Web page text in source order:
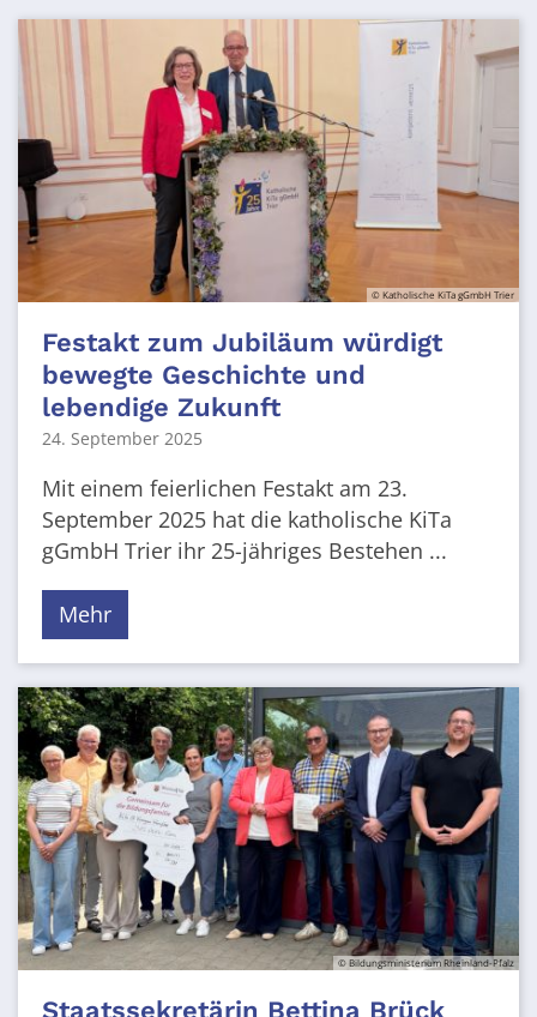
© Katholische KiTa gGmbH Trier
Festakt zum Jubiläum würdigt
bewegte Geschichte und
lebendige Zukunft
24. September 2025
Mit einem feierlichen Festakt am 23.
September 2025 hat die katholische KiTa
gGmbH Trier ihr 25-jähriges Bestehen ...
Mehr
© Bildungsministerium Rheinland-Pfalz
Staatssekretärin Bettina Brück